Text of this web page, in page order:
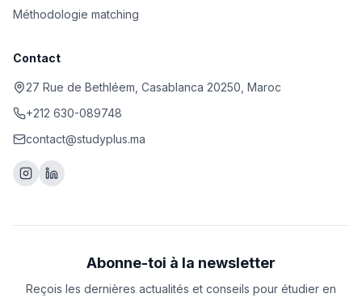
Méthodologie matching
Contact
27 Rue de Bethléem, Casablanca 20250, Maroc
+212 630-089748
contact@studyplus.ma
Abonne-toi à la newsletter
Reçois les dernières actualités et conseils pour étudier en